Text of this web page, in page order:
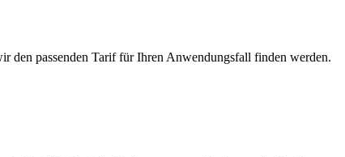
den passenden Tarif für Ihren Anwendungsfall finden werden.